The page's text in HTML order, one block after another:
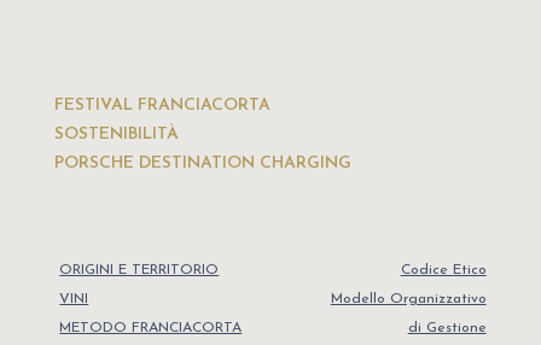
FESTIVAL FRANCIACORTA
SOSTENIBILITÀ
PORSCHE DESTINATION CHARGING
ORIGINI E TERRITORIO
VINI
METODO FRANCIACORTA
Codice Etico
Modello Organizzativo
di Gestione